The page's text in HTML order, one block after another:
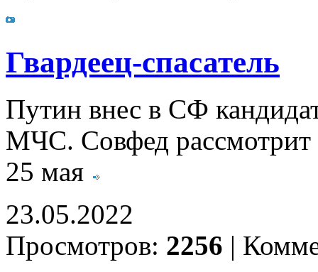
Гвардеец-спасатель
Путин внес в СФ
МЧС. Совфед рассмотрит
25 мая
23.05.2022
Просмотров: 2256 |